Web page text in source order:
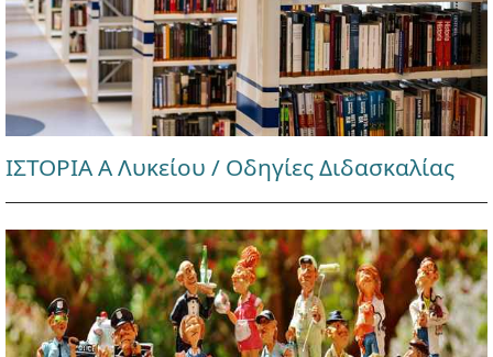
ΙΣΤΟΡΙΑ Α Λυκείου / Οδηγίες Διδασκαλίας